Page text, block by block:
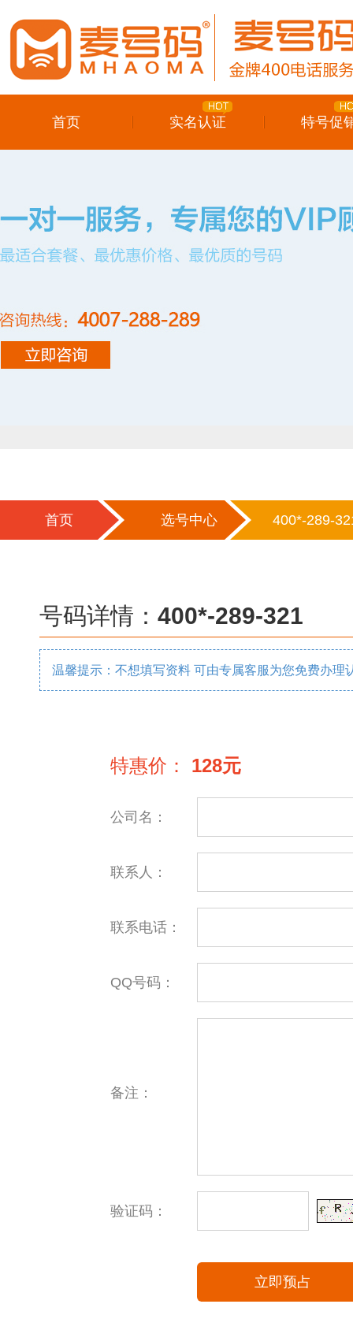
首页 实名认证 特号促
首页 选号中心 400*-289-
号码详情： 400*-289-321
温馨提示：不想填写资料 可由专属客服为您免费办理
特惠价： 128元
公司名：
联系人：
联系电话：
QQ号码：
备注：
验证码：